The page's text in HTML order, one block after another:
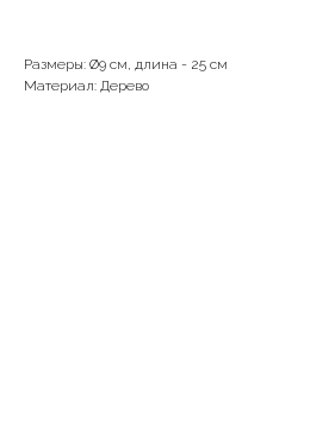
Размеры: Ø9 см, длина - 25 см
Материал: Дерево